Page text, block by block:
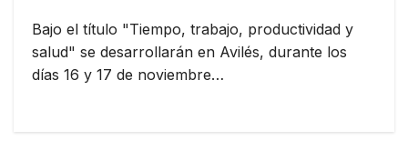
Bajo el título "Tiempo, trabajo, productividad y
salud" se desarrollarán en Avilés, durante los
días 16 y 17 de noviembre…